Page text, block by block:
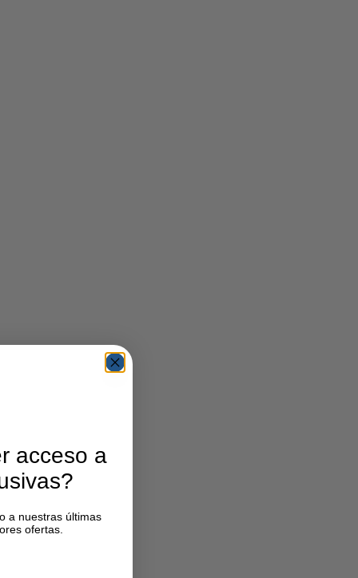
acceso a
a nuestras últimas
ofertas.